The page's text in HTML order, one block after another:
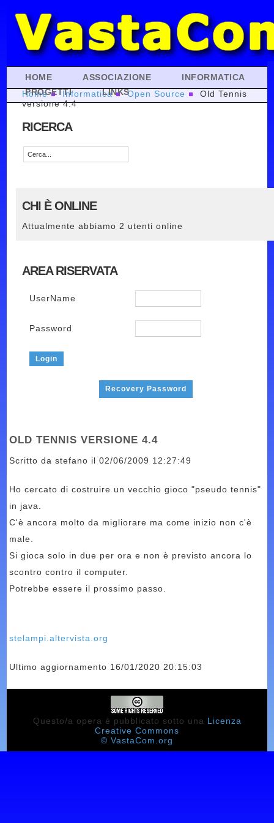
HOME ASSOCIAZIONE
INFORMATICA
PROGETTI
LINKS
Home Informatica Open Source
Old Tennis
versione 4.4
RICERCA
CHI È ONLINE
Attualmente abbiamo 2 utenti online
AREA RISERVATA
UserName
Password
Recovery Password
OLD TENNIS VERSIONE 4.4
Scritto da stefano il 02/06/2009 12:27:49
Ho cercato di costruire un vecchio gioco "pseudo tennis"
in java.
C'è ancora molto da migliorare ma come inizio non c'è
male.
Si gioca solo in due per ora e non è previsto ancora lo
scontro contro il computer.
Potrebbe essere il prossimo passo.
stelampi.altervista.org
Ultimo aggiornamento 16/01/2020 20:15:03
Questo/a opera è pubblicato sotto una Licenza
Creative Commons
© VastaCom.org